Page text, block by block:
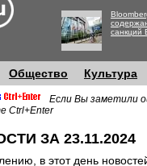
санкций
Общество Культура
Если Вы заметили
Ctrl+Enter
ЗА 23.11.2024
в этот день